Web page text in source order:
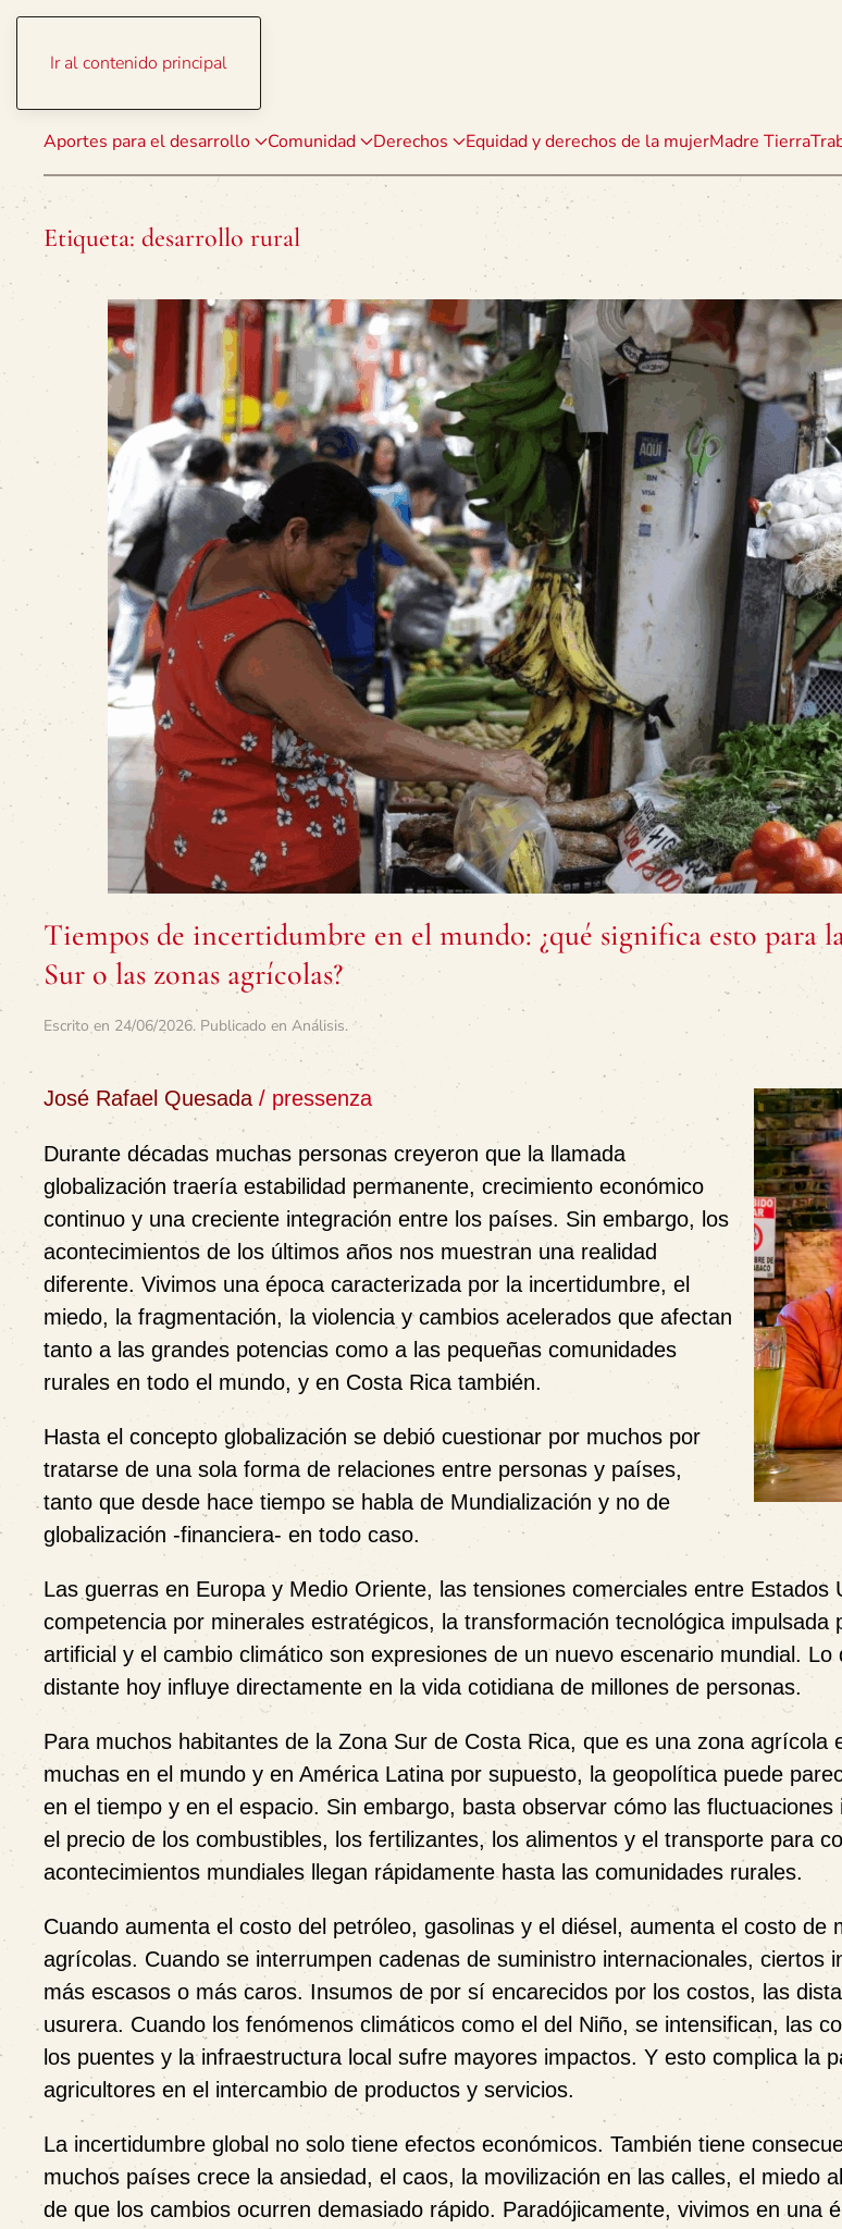
Ir al contenido principal
Aportes para el desarrollo Comunidad Derechos Equidad y derechos de la mujerMadre Tierra
Etiqueta: desarrollo rural
Tiempos de incertidumbre en el mundo: ¿qué significa esto para
Sur o las zonas agrícolas?
Escrito en 24/06/2026. Publicado en Análisis.
José Rafael Quesada / pressenza
Durante décadas muchas personas creyeron que la llamada
globalización traería estabilidad permanente, crecimiento económico
continuo y una creciente integración entre los países. Sin embargo, los
acontecimientos de los últimos años nos muestran una realidad
diferente. Vivimos una época caracterizada por la incertidumbre, el
miedo, la fragmentación, la violencia y cambios acelerados que afectan
tanto a las grandes potencias como a las pequeñas comunidades
rurales en todo el mundo, y en Costa Rica también.
Hasta el concepto globalización se debió cuestionar por muchos por
tratarse de una sola forma de relaciones entre personas y países,
tanto que desde hace tiempo se habla de Mundialización y no de
globalización -financiera- en todo caso.
Las guerras en Europa y Medio Oriente, las tensiones comerciales entre Estados
competencia por minerales estratégicos, la transformación tecnológica impulsada
artificial y el cambio climático son expresiones de un nuevo escenario mundial.
distante hoy influye directamente en la vida cotidiana de millones de personas.
Para muchos habitantes de la Zona Sur de Costa Rica, que es una zona agrícola
muchas en el mundo y en América Latina por supuesto, la geopolítica puede
en el tiempo y en el espacio. Sin embargo, basta observar cómo las fluctuaciones
el precio de los combustibles, los fertilizantes, los alimentos y el transporte para
acontecimientos mundiales llegan rápidamente hasta las comunidades rurales.
Cuando aumenta el costo del petróleo, gasolinas y el diésel, aumenta el costo de
agrícolas. Cuando se interrumpen cadenas de suministro internacionales, ciertos
más escasos o más caros. Insumos de por sí encarecidos por los costos, las
usurera. Cuando los fenómenos climáticos como el del Niño, se intensifican, las
los puentes y la infraestructura local sufre mayores impactos. Y esto complica la
agricultores en el intercambio de productos y servicios.
La incertidumbre global no solo tiene efectos económicos. También tiene
muchos países crece la ansiedad, el caos, la movilización en las calles, el miedo
de que los cambios ocurren demasiado rápido. Paradójicamente, vivimos en una